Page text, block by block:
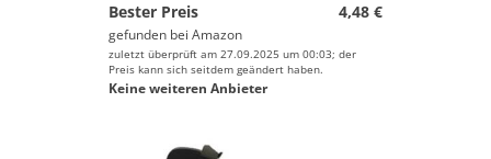
Bester Preis
4,48 €
gefunden bei Amazon
zuletzt überprüft am 27.09.2025 um 00:03; der
Preis kann sich seitdem geändert haben.
Keine weiteren Anbieter